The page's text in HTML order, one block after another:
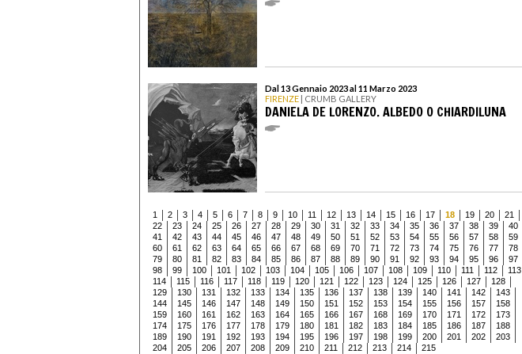
Dal 13 Gennaio 2023 al 11 Marzo 2023
FIRENZE | CRUMB GALLERY
DANIELA DE LORENZO. ALBEDO O CHIARDILUNA
1 2 3 4 5 6 7 8 9 10 11 12 13 14 15 16 17 18 19 20
21
22
23 24 25 26 27 28 29 30 31 32 33 34 35 36 37 38 39
40
41
42 43 44 45 46 47 48 49 50 51 52 53 54 55 56 57 58
59
60
61 62 63 64 65 66 67 68 69 70 71 72 73 74 75 76 77
78
79
80 81 82 83 84 85 86 87 88 89 90 91 92 93 94 95 96
97
98
99 100 101 102 103 104 105 106 107 108 109 110 111 112
113
114
115 116 117 118 119 120 121 122 123 124 125 126 127
128
129
130 131 132 133 134 135 136 137 138 139 140 141 142
143
144
145 146 147 148 149 150 151 152 153 154 155 156 157
158
159
160 161 162 163 164 165 166 167 168 169 170 171 172
173
174
175 176 177 178 179 180 181 182 183 184 185 186 187
188
189
190 191 192 193 194 195 196 197 198 199 200 201 202
203
204
205 206 207 208 209 210 211 212 213 214
215